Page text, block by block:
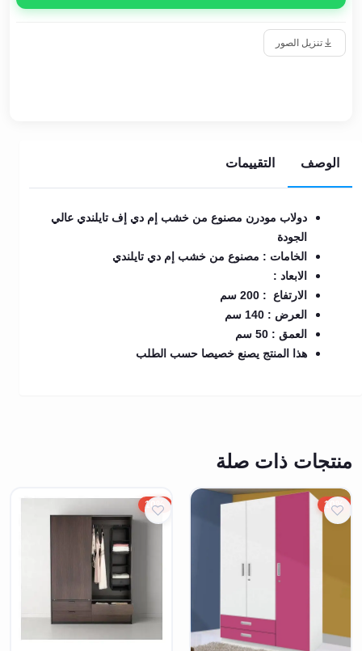
تنزيل الصور
الوصف التقييمات
دولاب مودرن مصنوع من خشب إم دي إف تايلندي عالي
الجودة
الخامات : مصنوع من خشب إم دي تايلندي
الابعاد :
الارتفاع : 200 سم
العرض : 140 سم
العمق : 50 سم
هذا المنتج يصنع خصيصا حسب الطلب
منتجات ذات صلة
10%
10%